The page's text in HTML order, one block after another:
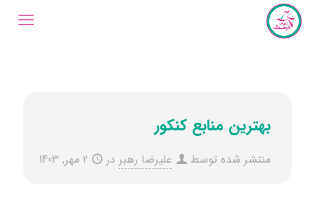
بهترین منابع کنکور
منتشر شده توسط علیرضا رهبر در 2 مهر, 1403